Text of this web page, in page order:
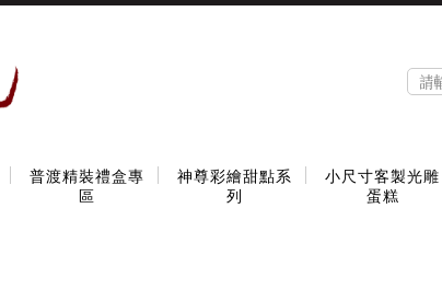
普渡精裝禮盒專
區
神尊彩繪甜點系
列
小尺寸客製光雕
蛋糕